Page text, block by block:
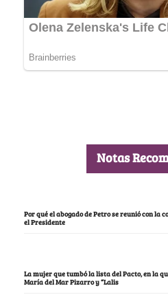
Notas
Por qué el abogado de Petro se reunió con la
el Presidente
La mujer que tumbó la lista del Pacto, en la
María del Mar Pizarro y “Lalis